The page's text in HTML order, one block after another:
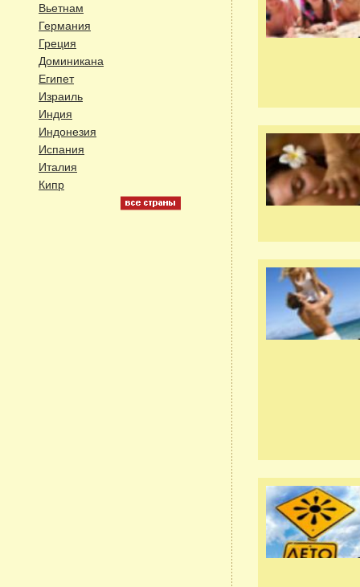
Вьетнам
Германия
Греция
Доминикана
Египет
Израиль
Индия
Индонезия
Испания
Италия
Кипр